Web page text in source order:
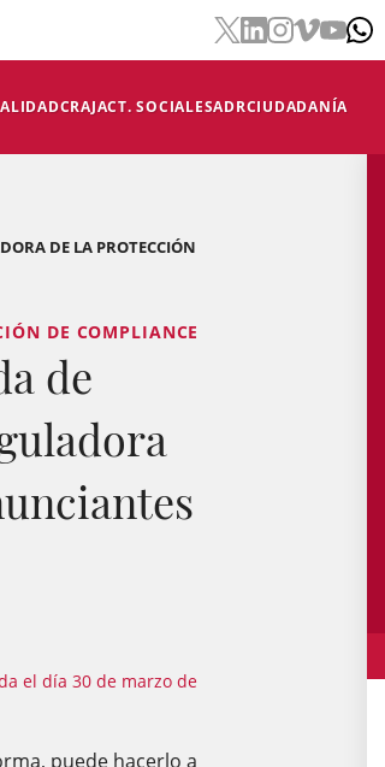
CRAJACT. SOCIALESADRCIUDADANÍA
DE LA PROTECCIÓN
DE COMPLIANCE
de
el día 30 de marzo de
puede hacerlo a